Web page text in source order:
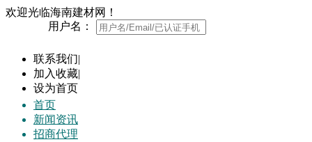
欢迎光临海南建材网！
用户名：
联系我们|
加入收藏|
设为首页
首页
新闻资讯
招商代理